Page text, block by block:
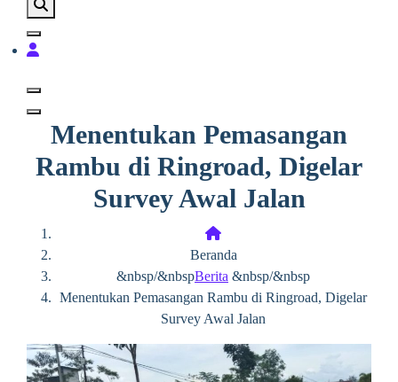
Menentukan Pemasangan
Rambu di Ringroad, Digelar
Survey Awal Jalan
Beranda
&nbsp/&nbspBerita &nbsp/&nbsp
Menentukan Pemasangan Rambu di Ringroad, Digelar
Survey Awal Jalan